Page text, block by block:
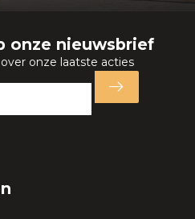
onze nieuwsbrief
onze laatste acties